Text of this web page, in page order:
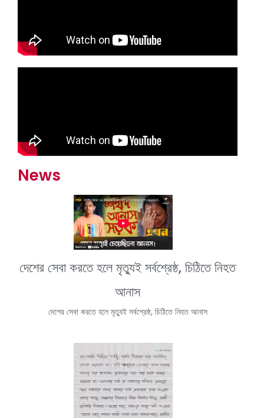
News
দেশের সেবা করতে হলে মৃত্যুই সর্বশ্রেষ্ঠ, চিঠিতে নিহত
আনাস
দেশের সেবা করতে হলে মৃত্যুই সর্বশ্রেষ্ঠ, চিঠিতে নিহত আনাস